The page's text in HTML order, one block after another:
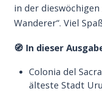
in der dieswöchigen
Wanderer“. Viel
🧭 In dieser
Colonia del
älteste Stadt